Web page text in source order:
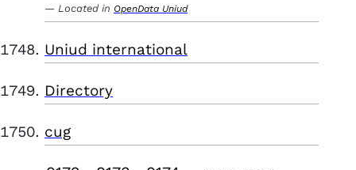
Located in OpenData Uniud
Uniud international
Directory
cug